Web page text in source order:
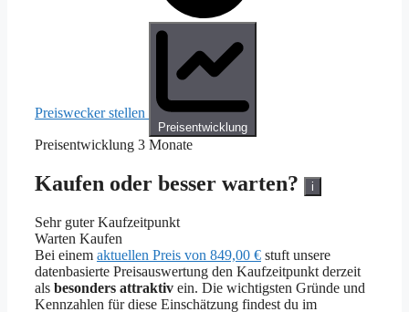
Preiswecker stellen
Preisentwicklung
Preisentwicklung 3 Monate
Kaufen oder besser warten? i
Sehr guter Kaufzeitpunkt
Warten Kaufen
Bei einem aktuellen Preis von 849,00 € stuft unsere
datenbasierte Preisauswertung den Kaufzeitpunkt derzeit
als besonders attraktiv ein. Die wichtigsten Gründe und
Kennzahlen für diese Einschätzung findest du im